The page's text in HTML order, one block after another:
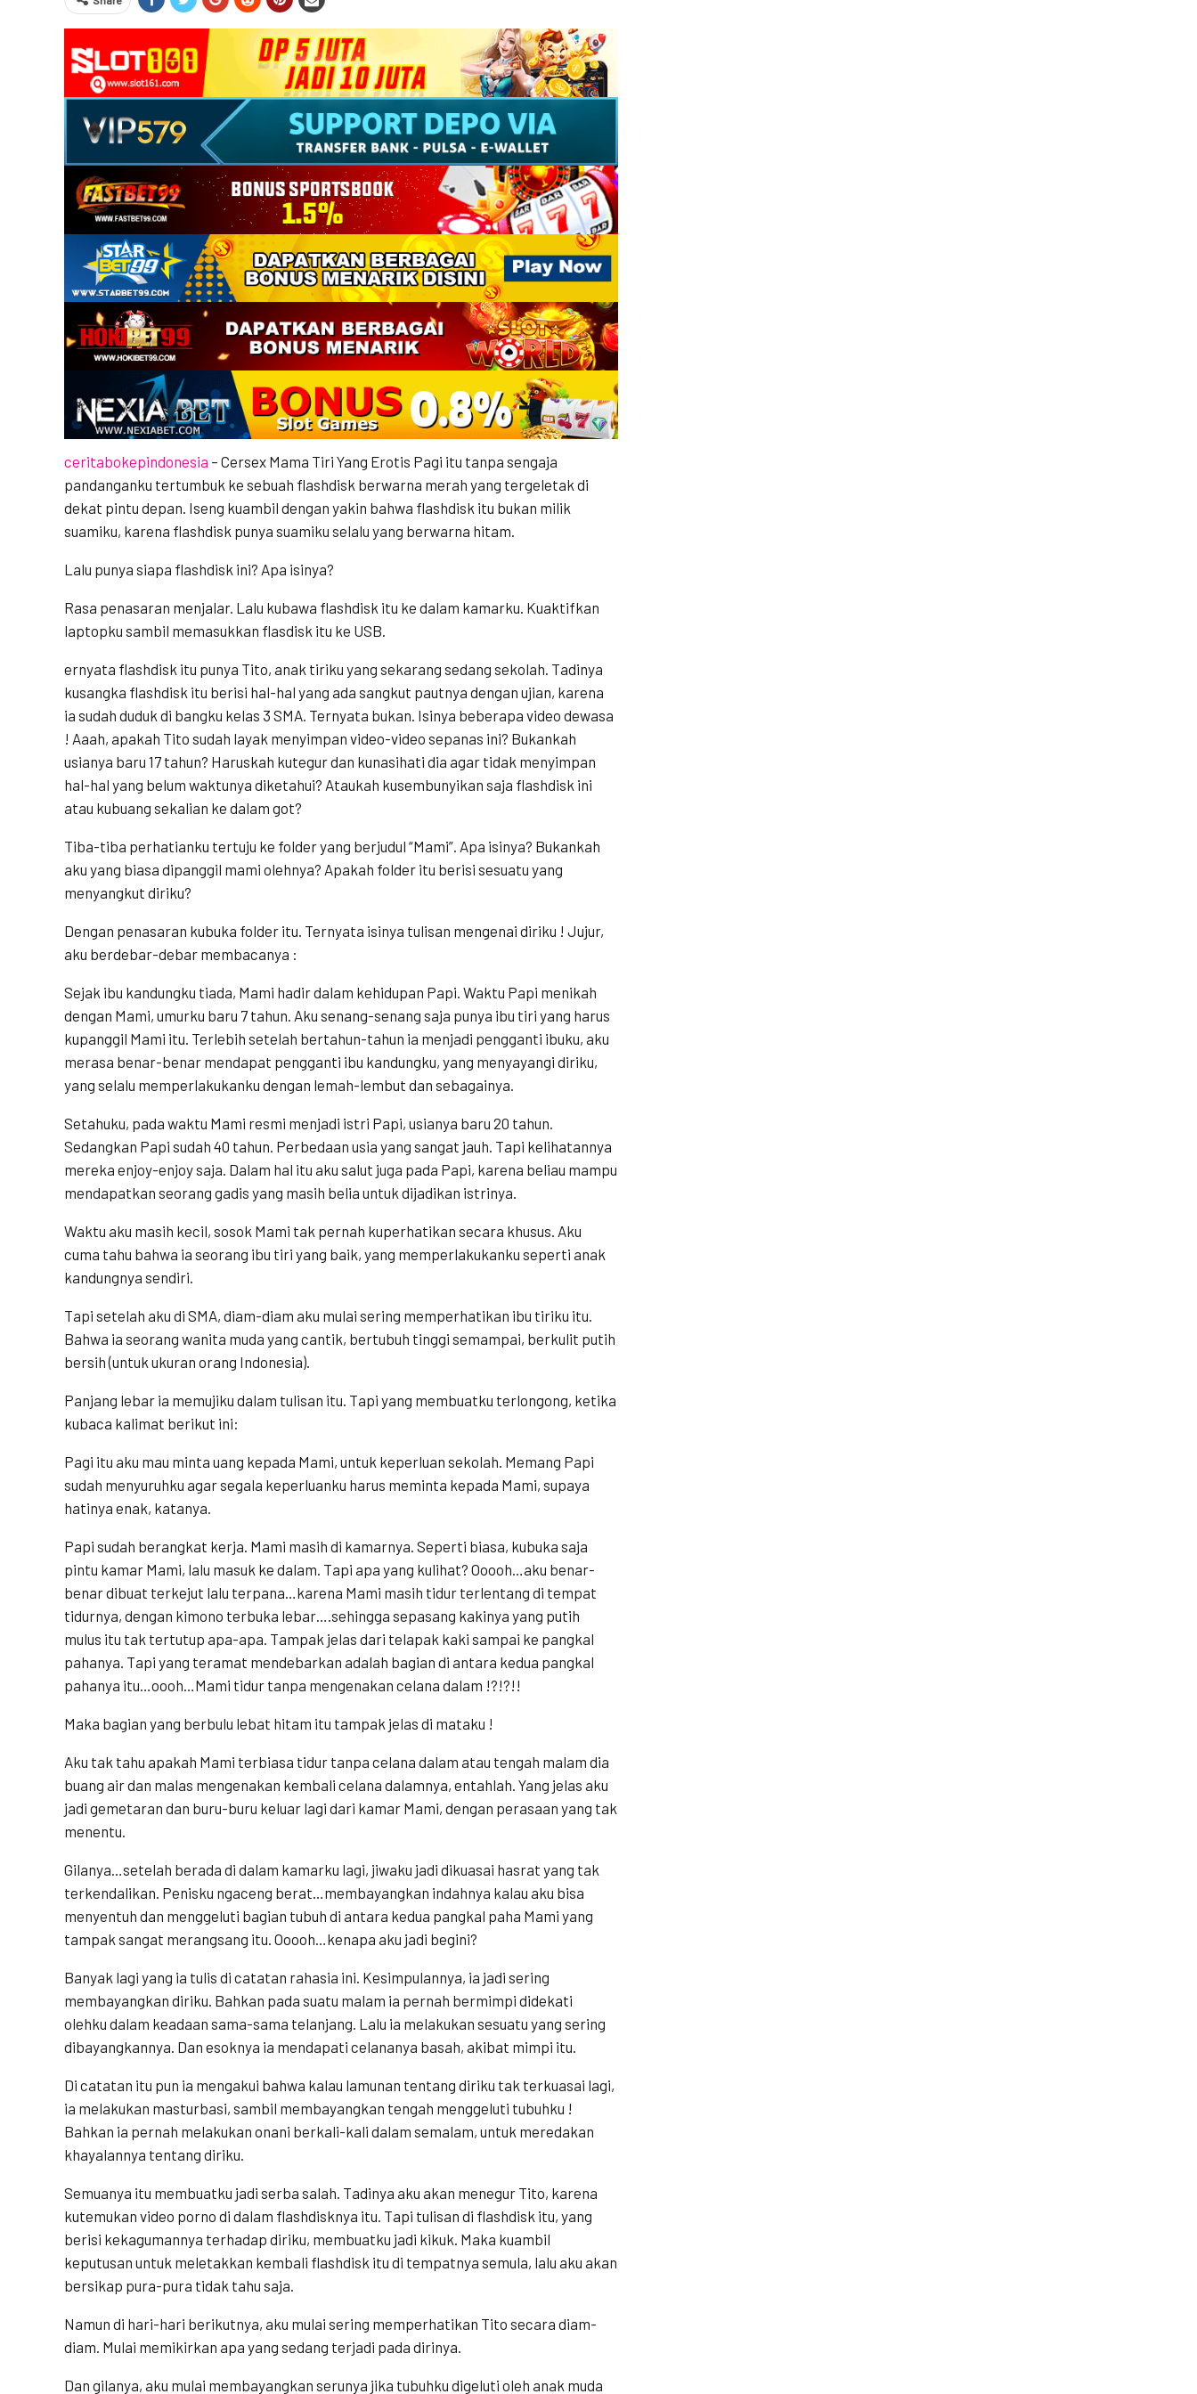
ceritabokepindonesia – Cersex Mama Tiri Yang Erotis Pagi itu tanpa sengaja
pandanganku tertumbuk ke sebuah flashdisk berwarna merah yang tergeletak di
dekat pintu depan. Iseng kuambil dengan yakin bahwa flashdisk itu bukan milik
suamiku, karena flashdisk punya suamiku selalu yang berwarna hitam.
Lalu punya siapa flashdisk ini? Apa isinya?
Rasa penasaran menjalar. Lalu kubawa flashdisk itu ke dalam kamarku. Kuaktifkan
laptopku sambil memasukkan flasdisk itu ke USB.
ernyata flashdisk itu punya Tito, anak tiriku yang sekarang sedang sekolah. Tadinya
kusangka flashdisk itu berisi hal-hal yang ada sangkut pautnya dengan ujian, karena
ia sudah duduk di bangku kelas 3 SMA. Ternyata bukan. Isinya beberapa video dewasa
! Aaah, apakah Tito sudah layak menyimpan video-video sepanas ini? Bukankah
usianya baru 17 tahun? Haruskah kutegur dan kunasihati dia agar tidak menyimpan
hal-hal yang belum waktunya diketahui? Ataukah kusembunyikan saja flashdisk ini
atau kubuang sekalian ke dalam got?
Tiba-tiba perhatianku tertuju ke folder yang berjudul “Mami”. Apa isinya? Bukankah
aku yang biasa dipanggil mami olehnya? Apakah folder itu berisi sesuatu yang
menyangkut diriku?
Dengan penasaran kubuka folder itu. Ternyata isinya tulisan mengenai diriku ! Jujur,
aku berdebar-debar membacanya :
Sejak ibu kandungku tiada, Mami hadir dalam kehidupan Papi. Waktu Papi menikah
dengan Mami, umurku baru 7 tahun. Aku senang-senang saja punya ibu tiri yang harus
kupanggil Mami itu. Terlebih setelah bertahun-tahun ia menjadi pengganti ibuku, aku
merasa benar-benar mendapat pengganti ibu kandungku, yang menyayangi diriku,
yang selalu memperlakukanku dengan lemah-lembut dan sebagainya.
Setahuku, pada waktu Mami resmi menjadi istri Papi, usianya baru 20 tahun.
Sedangkan Papi sudah 40 tahun. Perbedaan usia yang sangat jauh. Tapi kelihatannya
mereka enjoy-enjoy saja. Dalam hal itu aku salut juga pada Papi, karena beliau mampu
mendapatkan seorang gadis yang masih belia untuk dijadikan istrinya.
Waktu aku masih kecil, sosok Mami tak pernah kuperhatikan secara khusus. Aku
cuma tahu bahwa ia seorang ibu tiri yang baik, yang memperlakukanku seperti anak
kandungnya sendiri.
Tapi setelah aku di SMA, diam-diam aku mulai sering memperhatikan ibu tiriku itu.
Bahwa ia seorang wanita muda yang cantik, bertubuh tinggi semampai, berkulit putih
bersih (untuk ukuran orang Indonesia).
Panjang lebar ia memujiku dalam tulisan itu. Tapi yang membuatku terlongong, ketika
kubaca kalimat berikut ini:
Pagi itu aku mau minta uang kepada Mami, untuk keperluan sekolah. Memang Papi
sudah menyuruhku agar segala keperluanku harus meminta kepada Mami, supaya
hatinya enak, katanya.
Papi sudah berangkat kerja. Mami masih di kamarnya. Seperti biasa, kubuka saja
pintu kamar Mami, lalu masuk ke dalam. Tapi apa yang kulihat? Ooooh…aku benar-
benar dibuat terkejut lalu terpana…karena Mami masih tidur terlentang di tempat
tidurnya, dengan kimono terbuka lebar….sehingga sepasang kakinya yang putih
mulus itu tak tertutup apa-apa. Tampak jelas dari telapak kaki sampai ke pangkal
pahanya. Tapi yang teramat mendebarkan adalah bagian di antara kedua pangkal
pahanya itu…oooh…Mami tidur tanpa mengenakan celana dalam !?!?!!
Maka bagian yang berbulu lebat hitam itu tampak jelas di mataku !
Aku tak tahu apakah Mami terbiasa tidur tanpa celana dalam atau tengah malam dia
buang air dan malas mengenakan kembali celana dalamnya, entahlah. Yang jelas aku
jadi gemetaran dan buru-buru keluar lagi dari kamar Mami, dengan perasaan yang tak
menentu.
Gilanya…setelah berada di dalam kamarku lagi, jiwaku jadi dikuasai hasrat yang tak
terkendalikan. Penisku ngaceng berat…membayangkan indahnya kalau aku bisa
menyentuh dan menggeluti bagian tubuh di antara kedua pangkal paha Mami yang
tampak sangat merangsang itu. Ooooh…kenapa aku jadi begini?
Banyak lagi yang ia tulis di catatan rahasia ini. Kesimpulannya, ia jadi sering
membayangkan diriku. Bahkan pada suatu malam ia pernah bermimpi didekati
olehku dalam keadaan sama-sama telanjang. Lalu ia melakukan sesuatu yang sering
dibayangkannya. Dan esoknya ia mendapati celananya basah, akibat mimpi itu.
Di catatan itu pun ia mengakui bahwa kalau lamunan tentang diriku tak terkuasai lagi,
ia melakukan masturbasi, sambil membayangkan tengah menggeluti tubuhku !
Bahkan ia pernah melakukan onani berkali-kali dalam semalam, untuk meredakan
khayalannya tentang diriku.
Semuanya itu membuatku jadi serba salah. Tadinya aku akan menegur Tito, karena
kutemukan video porno di dalam flashdisknya itu. Tapi tulisan di flashdisk itu, yang
berisi kekagumannya terhadap diriku, membuatku jadi kikuk. Maka kuambil
keputusan untuk meletakkan kembali flashdisk itu di tempatnya semula, lalu aku akan
bersikap pura-pura tidak tahu saja.
Namun di hari-hari berikutnya, aku mulai sering memperhatikan Tito secara diam-
diam. Mulai memikirkan apa yang sedang terjadi pada dirinya.
Dan gilanya, aku mulai membayangkan serunya jika tubuhku digeluti oleh anak muda